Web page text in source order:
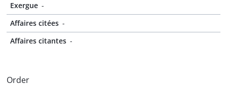
Exergue -
Affaires citées -
Affaires citantes -
Order